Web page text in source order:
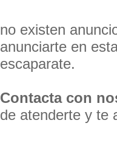
no existen
anunciarte en
escaparate.
Contacta con
de atenderte y te